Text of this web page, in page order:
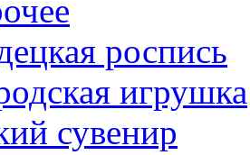
роспись
игрушка
сувенир